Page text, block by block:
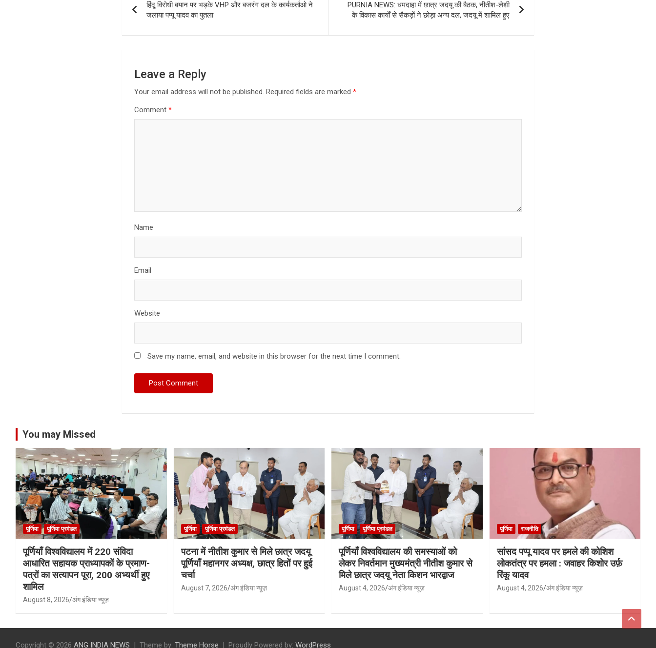
navigation
हिंदू विरोधी बयान पर भड़के VHP और बजरंग दल के कार्यकर्ताओ ने
जलाया पप्पू यादव का पुतला
PURNIA NEWS: धमदाहा में छात्र जदयू की बैठक, नीतीश-लेशी
के विकास कार्यों से सैकड़ों ने छोड़ा अन्य दल, जदयू में शामिल हुए
Leave a Reply
Your email address will not be published. Required fields are marked*
Comment*
Name
Email
Website
Save my name, email, and website in this browser for the next time I comment.
You may Missed
पूर्णिया पूर्णिया प्रमंडल
पूर्णियाँ विश्वविद्यालय में 220 संविदा
आधारित सहायक प्राध्यापकों के प्रमाण-
पत्रों का सत्यापन पूरा, 200 अभ्यर्थी हुए
शामिल
August 8, 2026 अंग इंडिया न्यूज़
पूर्णिया पूर्णिया प्रमंडल
पटना में नीतीश कुमार से मिले छात्र जदयू
पूर्णियाँ महानगर अध्यक्ष, छात्र हितों पर हुई
चर्चा
August 7, 2026 अंग इंडिया न्यूज़
पूर्णिया पूर्णिया प्रमंडल
पूर्णियाँ विश्वविद्यालय की समस्याओं को
लेकर निवर्तमान मुख्यमंत्री नीतीश कुमार से
मिले छात्र जदयू नेता किशन भारद्वाज
August 4, 2026 अंग इंडिया न्यूज़
पूर्णिया राजनीति
सांसद पप्पू यादव पर हमले की कोशिश
लोकतंत्र पर हमला : जवाहर किशोर उर्फ़
रिंकू यादव
August 4, 2026 अंग इंडिया न्यूज़
Copyright © 2026 ANG INDIA NEWS Theme by: Theme Horse Proudly Powered by: WordPress